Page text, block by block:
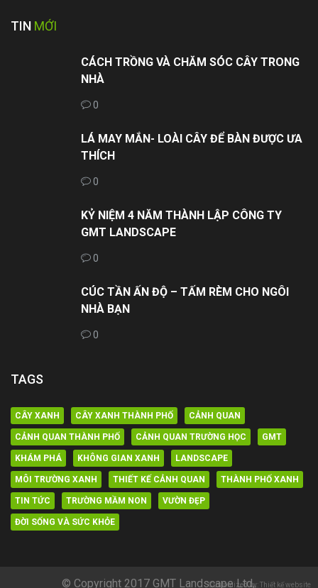
TIN MỚI
CÁCH TRỒNG VÀ CHĂM SÓC CÂY TRONG
NHÀ
0
LÁ MAY MẮN- LOÀI CÂY ĐỂ BÀN ĐƯỢC ƯA
THÍCH
0
KỶ NIỆM 4 NĂM THÀNH LẬP CÔNG TY
GMT LANDSCAPE
0
CÚC TẦN ẤN ĐỘ – TẤM RÈM CHO NGÔI
NHÀ BẠN
0
TAGS
CÂY XANH CÂY XANH THÀNH PHỐ CẢNH QUAN
CẢNH QUAN THÀNH PHỐ CẢNH QUAN TRƯỜNG HỌC GMT
KHÁM PHÁ KHÔNG GIAN XANH LANDSCAPE
MÔI TRƯỜNG XANH THIẾT KẾ CẢNH QUAN THÀNH PHỐ XANH
TIN TỨC TRƯỜNG MẦM NON VƯỜN ĐẸP
ĐỜI SỐNG VÀ SỨC KHỎE
© Copyright 2017 GMT Landscape Ltd,.Customized by: Thiết kế website